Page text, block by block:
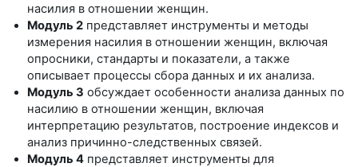
насилия в отношении женщин.
Модуль 2 представляет инструменты и методы
измерения насилия в отношении женщин, включая
опросники, стандарты и показатели, а также
описывает процессы сбора данных и их анализа.
Модуль 3 обсуждает особенности анализа данных по
насилию в отношении женщин, включая
интерпретацию результатов, построение индексов и
анализ причинно-следственных связей.
Модуль 4 представляет инструменты для